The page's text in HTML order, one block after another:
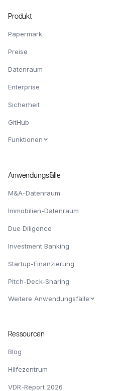
Produkt
Papermark
Preise
Datenraum
Enterprise
Sicherheit
GitHub
Funktionen
Anwendungsfälle
M&A-Datenraum
Immobilien-Datenraum
Due Diligence
Investment Banking
Startup-Finanzierung
Pitch-Deck-Sharing
Weitere Anwendungsfälle
Ressourcen
Blog
Hilfezentrum
VDR-Report 2026